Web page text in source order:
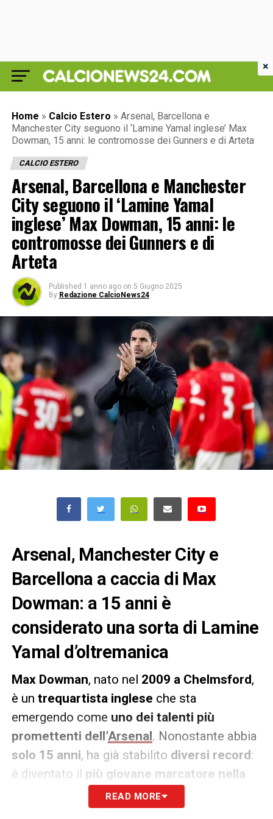
Home » Calcio Estero » Arsenal, Barcellona e
Manchester City seguono il ‘Lamine Yamal inglese’ Max
Dowman, 15 anni: le contromosse dei Gunners e di Arteta
CALCIO ESTERO
Arsenal, Barcellona e Manchester
City seguono il ‘Lamine Yamal
inglese’ Max Dowman, 15 anni: le
contromosse dei Gunners e di
Arteta
Published 1 anno ago on 5 Giugno 2025
By Redazione CalcioNews24
Arsenal, Manchester City e
Barcellona a caccia di Max
Dowman: a 15 anni è
considerato una sorta di Lamine
Yamal d’oltremanica
Max Dowman, nato nel 2009 a Chelmsford,
è un trequartista inglese che sta
emergendo come uno dei talenti più
promettenti dell’Arsenal. Nonostante abbia
solo 15 anni, ha già stabilito diversi record:
è diventato il più giovane marcatore nella
storia della UEFA Youth League
mesi e 19 giorni, segnando contro l’
READ MORE
×